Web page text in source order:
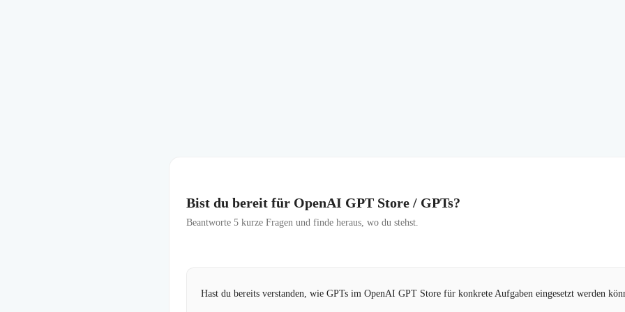
Bist du bereit für OpenAI GPT Store / GPTs?
Beantworte 5 kurze Fragen und finde heraus, wo du stehst.
Hast du bereits verstanden, wie GPTs im OpenAI GPT Store für konkrete Aufgaben eingesetzt werden